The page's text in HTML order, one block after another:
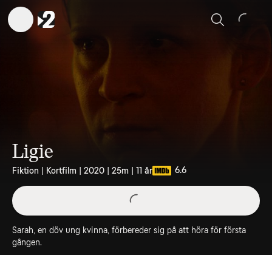
Sök
Ligie
Fiktion | Kortfilm | 2020 | 25m | 11 år 6.6
Sarah, en döv ung kvinna, förbereder sig på att höra för första
gången.